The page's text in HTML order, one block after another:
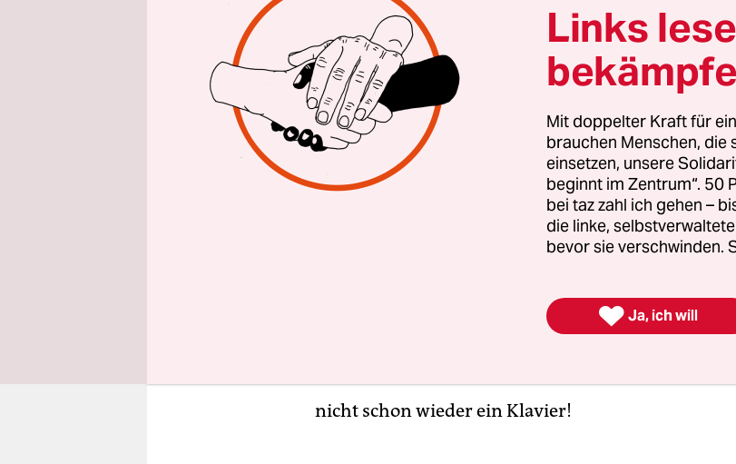
nicht schon wieder ein Klavier!
Links
Mit doppelter Kraft für
brauchen Menschen,
einsetzen, unsere
beginnt im Zentrum“. 50
bei taz zahl ich gehen –
die linke,
bevor sie verschwinden.
 Ja, ich will